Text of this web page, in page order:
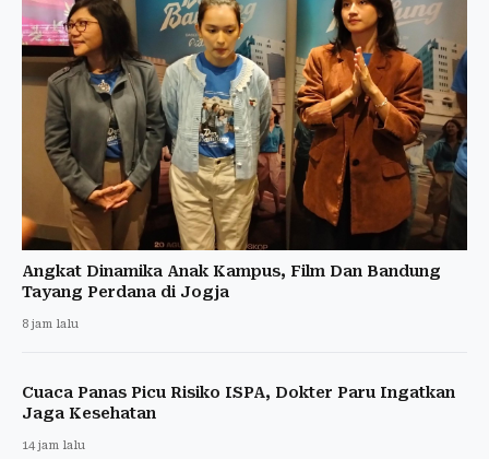
Angkat Dinamika Anak Kampus, Film Dan Bandung
Tayang Perdana di Jogja
8 jam lalu
Cuaca Panas Picu Risiko ISPA, Dokter Paru Ingatkan
Jaga Kesehatan
14 jam lalu